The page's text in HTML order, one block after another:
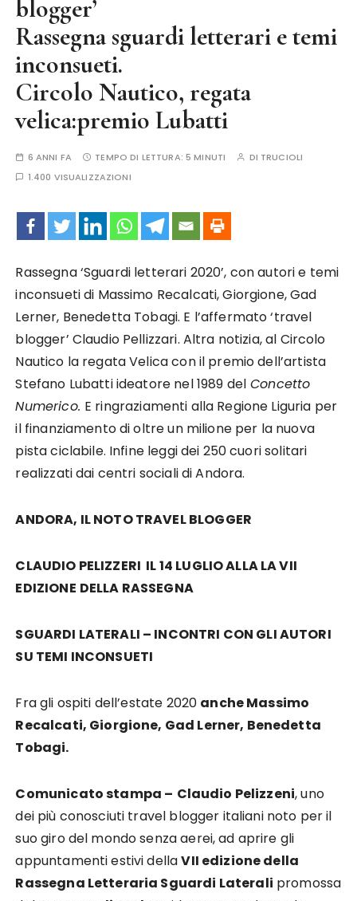
blogger’
Rassegna sguardi letterari e temi
inconsueti.
Circolo Nautico, regata
velica:premio Lubatti
6 ANNI FA TEMPO DI LETTURA:5 MINUTI DI TRUCIOLI
1.400 VISUALIZZAZIONI
Rassegna ‘Sguardi letterari 2020’, con autori e temi
inconsueti di Massimo Recalcati, Giorgione, Gad
Lerner, Benedetta Tobagi. E l’affermato ‘travel
blogger’ Claudio Pellizzari. Altra notizia, al Circolo
Nautico la regata Velica con il premio dell’artista
Stefano Lubatti ideatore nel 1989 del Concetto
Numerico. E ringraziamenti alla Regione Liguria per
il finanziamento di oltre un milione per la nuova
pista ciclabile. Infine leggi dei 250 cuori solitari
realizzati dai centri sociali di Andora.
ANDORA, IL NOTO TRAVEL BLOGGER
CLAUDIO PELIZZERI IL 14 LUGLIO ALLA LAVII
EDIZIONE DELLA RASSEGNA
SGUARDI LATERALI – INCONTRI CON GLI AUTORI
SU TEMI INCONSUETI
Fra gli ospiti dell’estate 2020 anche Massimo
Recalcati, Giorgione, Gad Lerner, Benedetta
Tobagi.
Comunicato stampa – Claudio Pelizzeni, uno
dei più conosciuti travel blogger italiani noto per il
suo giro del mondo senza aerei, ad aprire gli
appuntamenti estivi dellaVII edizione della
Rassegna Letteraria Sguardi Laterali promossa